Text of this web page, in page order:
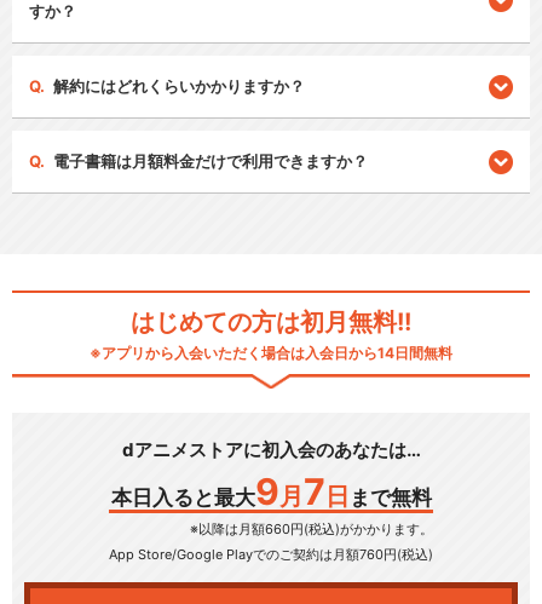
すか？
解約にはどれくらいかかりますか？
電子書籍は月額料金だけで利用できますか？
はじめての方は初月無料!!
※アプリから入会いただく場合は入会日から14日間無料
dアニメストアに初入会のあなたは…
本日入ると最大9 月 7 日 まで無料
※以降は月額660円(税込)がかかります。
App Store/Google Playでのご契約は月額760円(税込)